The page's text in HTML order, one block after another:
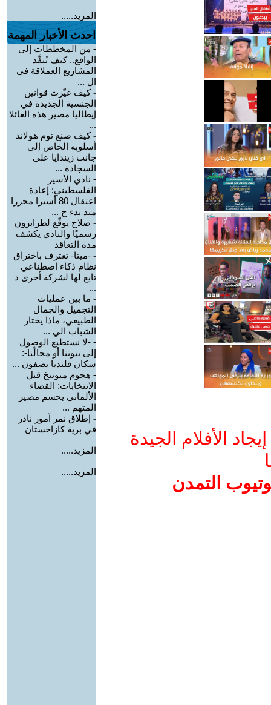
الأفلام الجيدة
التمدن
المزيد.....
احدث الأخبار المهمة
- من المخططات إلى
الواقع.. كيف تُنفَّذ
المشاريع العملاقة في
ال ...
-كيف غيّرت قوانين
الجنسية الجديدة في
إيطاليا مصير هذه العائلا
...
-كيف صنع توم هولاند
أسلوبه الخاص إلى
جانب زيندايا على
السجادة ...
- نادي الأسير
الفلسطيني: إعادة
اعتقال 80 أسيرا محررا
منذ بدء ح ...
- صلاح يوقّع لطرابزون
رسميًا والنادي يكشف
مدة التعاقد
- -ميتا- تعترف باختراق
نظام ذكاء اصطناعي
تابع لها لشركة أخرى د
...
- ما بين عمليات
التجميل والجمال
الطبيعي، ماذا يختار
الشباب الي ...
- -لا نستطيع الوصول
إلى بيوتنا أو محالّنا-:
سكان قلنديا يصفون ...
- هجوم ميونيخ قبل
الانتخابات: القضاء
الألماني يحسم مصير
المتهم ...
- إطلاق نمر آمور نادر
في برية كازاخستان
المزيد.....
المزيد.....